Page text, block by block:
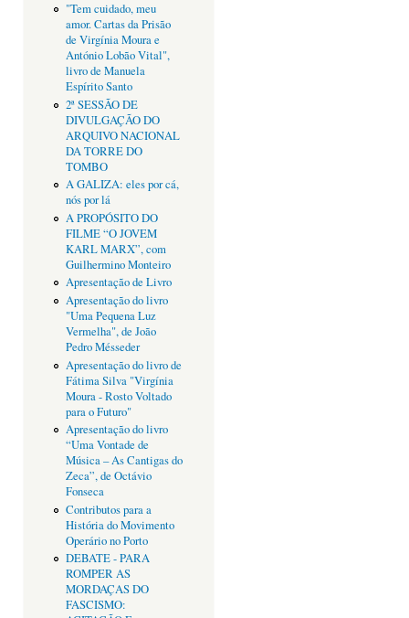
"Tem cuidado, meu
amor. Cartas da Prisão
de Virgínia Moura e
António Lobão Vital",
livro de Manuela
Espírito Santo
2ª SESSÃO DE
DIVULGAÇÃO DO
ARQUIVO NACIONAL
DA TORRE DO
TOMBO
A GALIZA: eles por cá,
nós por lá
A PROPÓSITO DO
FILME “O JOVEM
KARL MARX”, com
Guilhermino Monteiro
Apresentação de Livro
Apresentação do livro
"Uma Pequena Luz
Vermelha", de João
Pedro Mésseder
Apresentação do livro de
Fátima Silva "Virgínia
Moura - Rosto Voltado
para o Futuro"
Apresentação do livro
“Uma Vontade de
Música – As Cantigas do
Zeca”, de Octávio
Fonseca
Contributos para a
História do Movimento
Operário no Porto
DEBATE - PARA
ROMPER AS
MORDAÇAS DO
FASCISMO: